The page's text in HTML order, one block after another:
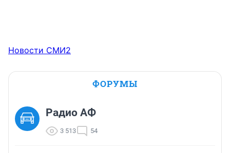
Новости СМИ2
ФОРУМЫ
Радио АФ
3 513 54